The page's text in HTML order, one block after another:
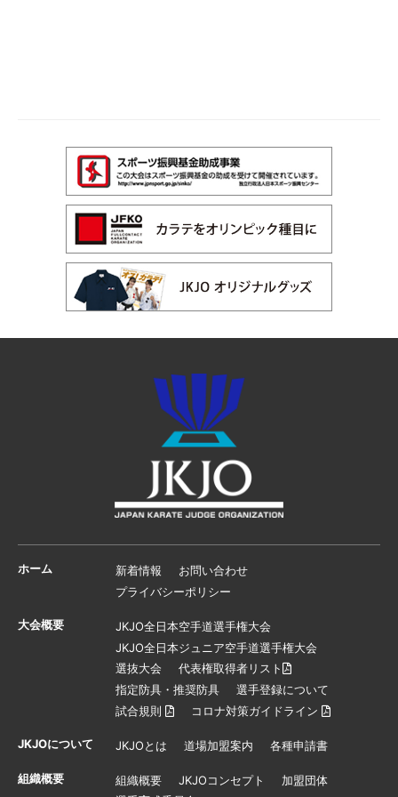
ホーム 新着情報
お問い合わせ
プライバシーポリシー
大会概要
JKJO全日本空手道選手権大会
JKJO全日本ジュニア空手道選手権大会
選抜大会
代表権取得者リスト
指定防具・推奨防具
選手登録について
試合規則
コロナ対策ガイドライン
JKJOについて JKJOとは 道場加盟案内 各種申請書
組織概要 組織概要 JKJOコンセプト
加盟団体